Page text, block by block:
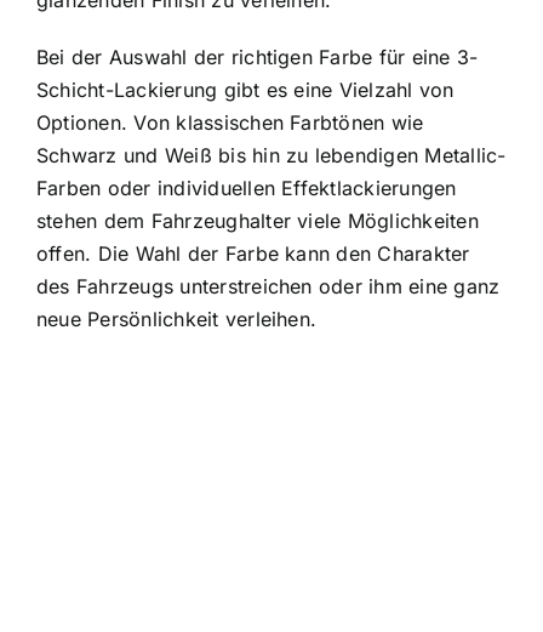
Bei der Auswahl der richtigen Farbe für eine 3-
Schicht-Lackierung gibt es eine Vielzahl von
Optionen. Von klassischen Farbtönen wie
Schwarz und Weiß bis hin zu lebendigen Metallic-
Farben oder individuellen Effektlackierungen
stehen dem Fahrzeughalter viele Möglichkeiten
offen. Die Wahl der Farbe kann den Charakter
des Fahrzeugs unterstreichen oder ihm eine ganz
neue Persönlichkeit verleihen.